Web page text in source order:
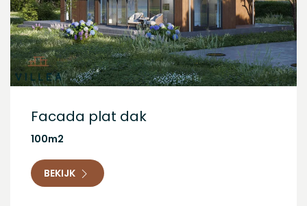
Facada plat dak
100m2
BEKIJK